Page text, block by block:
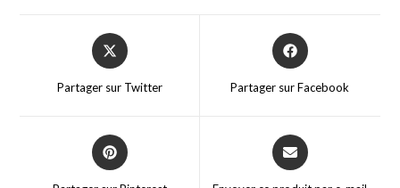
Partager sur Twitter Partager sur Facebook